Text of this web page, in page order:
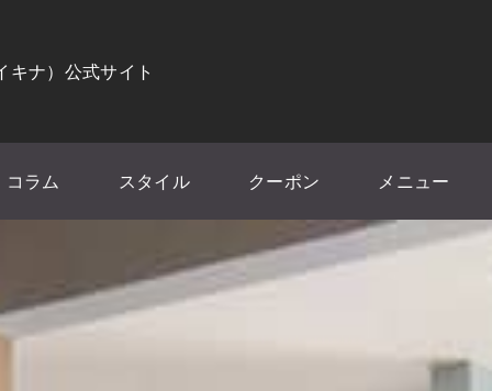
ナ）公式サイト
コラム スタイル クーポン メニュー